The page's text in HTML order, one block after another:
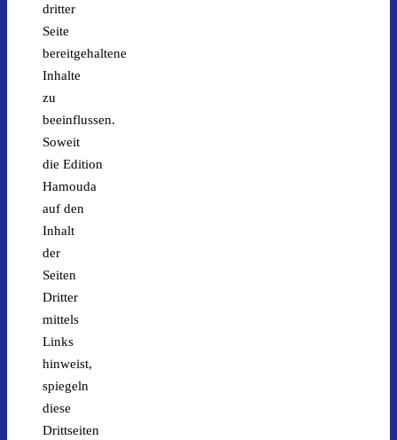
dritter
Seite
bereitgehaltene
Inhalte
zu
beeinflussen.
Soweit
die Edition
Hamouda
auf den
Inhalt
der
Seiten
Dritter
mittels
Links
hinweist,
spiegeln
diese
Drittseiten